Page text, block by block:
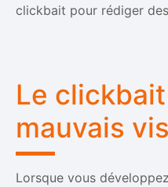
clickbait pour rédiger
Le
mauvais
Lorsque vous